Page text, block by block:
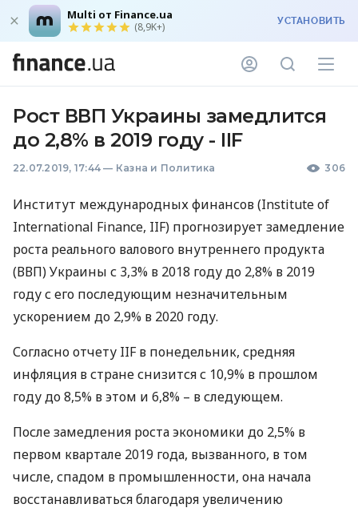
Multi от Finance.ua
(8,9K+) УСТАНОВИТЬ
Рост ВВП Украины замедлится
до 2,8% в 2019 году - IIF
22.07.2019, 17:44 — Казна и Политика 306
Институт международных финансов (Institute of
International Finance, IIF) прогнозирует замедление
роста реального валового внутреннего продукта
(ВВП) Украины с 3,3% в 2018 году до 2,8% в 2019
году с его последующим незначительным
ускорением до 2,9% в 2020 году.
Согласно отчету IIF в понедельник, средняя
инфляция в стране снизится с 10,9% в прошлом
году до 8,5% в этом и 6,8% – в следующем.
После замедления роста экономики до 2,5% в
первом квартале 2019 года, вызванного, в том
числе, спадом в промышленности, она начала
восстанавливаться благодаря увеличению